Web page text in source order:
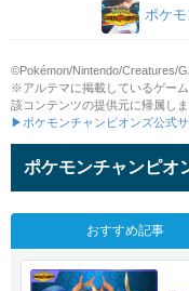
ポケ
©Pokémon/Nintendo/Creatures/
※アルテマに掲載しているゲー
該コンテンツの提供元に帰属し
▶ポケモンチャンピオンズ公式サ
ポケモンチャンピオ
おすすめ記事